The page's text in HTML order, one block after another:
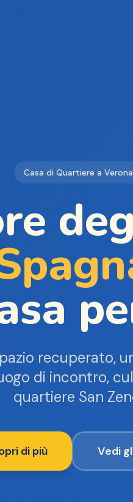
Casa di Quartiere a Verona
recuperato,
di incontro,
quartiere San
di più Vedi